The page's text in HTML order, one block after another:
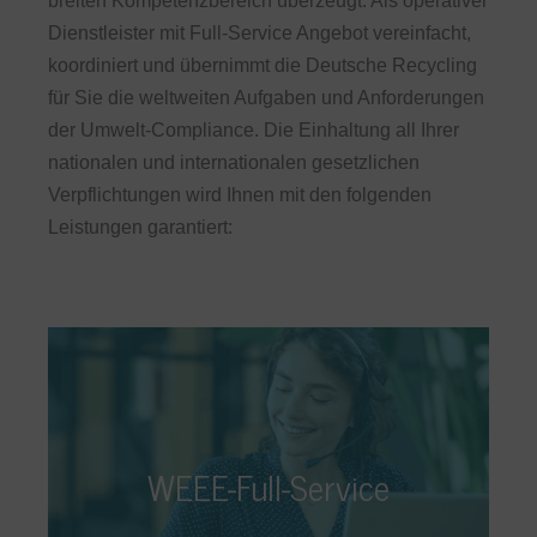
Dienstleister mit Full-Service Angebot vereinfacht,
koordiniert und übernimmt die Deutsche Recycling
für Sie die weltweiten Aufgaben und Anforderungen
der Umwelt-Compliance. Die Einhaltung all Ihrer
nationalen und internationalen gesetzlichen
Verpflichtungen wird Ihnen mit den folgenden
Leistungen garantiert:
WEEE-Full-Service
WEEE-Full-Service
sodass Sie mehr Zeit für Ihr Kerngeschäft
schaffen können. Im Rahmen unseres WEEE-